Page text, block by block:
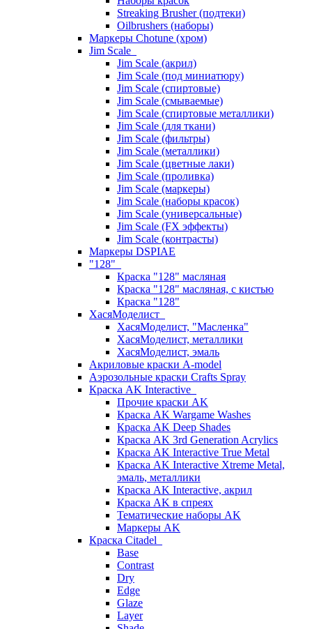
Streaking Brusher (подтеки)
Oilbrushers (наборы)
Маркеры Chotune (хром)
Jim Scale
Jim Scale (акрил)
Jim Scale (под миниатюру)
Jim Scale (спиртовые)
Jim Scale (смываемые)
Jim Scale (спиртовые металлики)
Jim Scale (для ткани)
Jim Scale (фильтры)
Jim Scale (металлики)
Jim Scale (цветные лаки)
Jim Scale (проливка)
Jim Scale (маркеры)
Jim Scale (наборы красок)
Jim Scale (универсальные)
Jim Scale (FX эффекты)
Jim Scale (контрасты)
Маркеры DSPIAE
"128"
Краска "128" масляная
Краска "128" масляная, с кистью
Краска "128"
ХасяМоделист
ХасяМоделист, "Масленка"
ХасяМоделист, металлики
ХасяМоделист, эмаль
Акриловые краски A-model
Аэрозольные краски Crafts Spray
Краска AK Interactive
Прочие краски AK
Краска AK Wargame Washes
Краска AK Deep Shades
Краска AK 3rd Generation Acrylics
Краска AK Interactive True Metal
Краска AK Interactive Xtreme Metal,
эмаль, металлики
Краска AK Interactive, акрил
Краска AK в спреях
Тематические наборы AK
Маркеры AK
Краска Citadel
Base
Contrast
Dry
Edge
Glaze
Layer